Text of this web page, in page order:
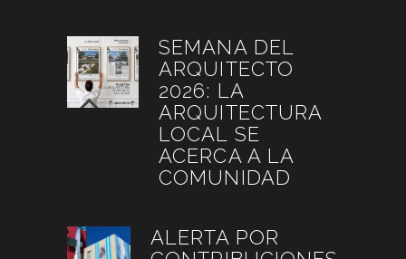
SEMANA DEL
ARQUITECTO
2026: LA
ARQUITECTURA
LOCAL SE
ACERCA A LA
COMUNIDAD
ALERTA POR